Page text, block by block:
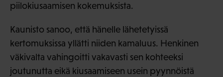
piilokiusaamisen kokemuksista.
Kaunisto sanoo, että hänelle lähetetyissä
kertomuksissa yllätti niiden kamaluus. Henkinen
väkivalta vahingoitti vakavasti sen kohteeksi
joutunutta eikä kiusaamiseen usein pyynnöistä